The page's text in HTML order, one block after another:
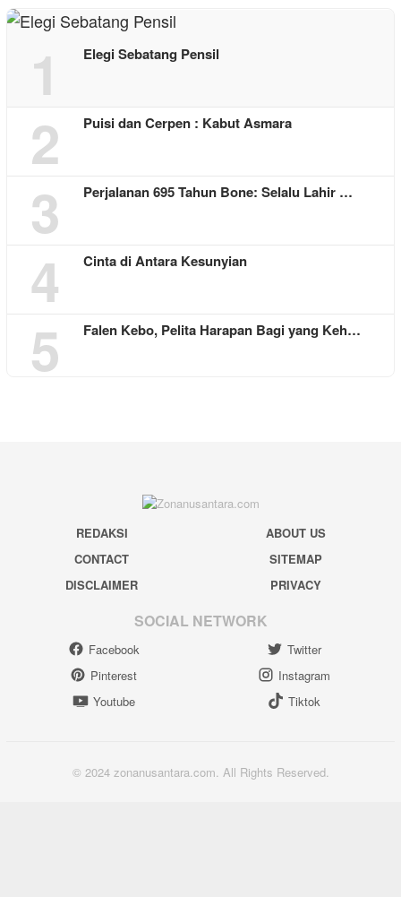
1 Elegi Sebatang Pensil
2 Puisi dan Cerpen : Kabut Asmara
3 Perjalanan 695 Tahun Bone: Selalu Lahir …
4 Cinta di Antara Kesunyian
5 Falen Kebo, Pelita Harapan Bagi yang Keh…
REDAKSI
ABOUT US
CONTACT
SITEMAP
DISCLAIMER
PRIVACY
SOCIAL NETWORK
Facebook
Twitter
Pinterest
Instagram
Youtube
Tiktok
© 2024 zonanusantara.com. All Rights Reserved.